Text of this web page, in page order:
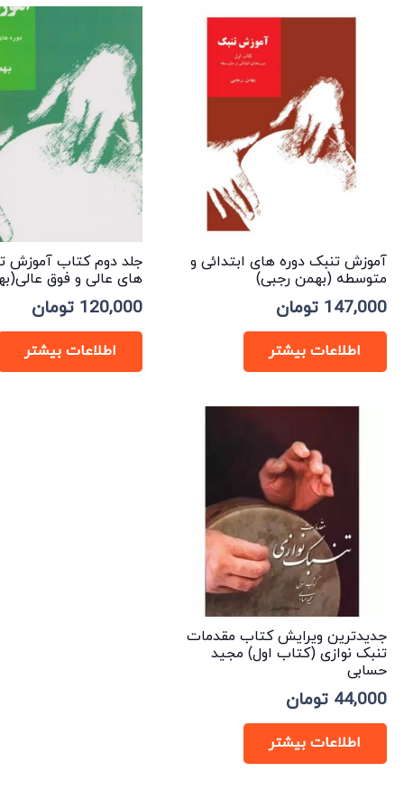
آموزش تنبک دوره های ابتدائی و
متوسطه (بهمن رجبی)
147,000 تومان
اطلاعات بیشتر
جلد دوم کتاب آموزش
های عالی و فوق
120,000 تومان
اطلاعات بیشتر
جدیدترین ویرایش کتاب مقدمات
تنبک نوازی (کتاب اول) مجید
حسابی
44,000 تومان
اطلاعات بیشتر